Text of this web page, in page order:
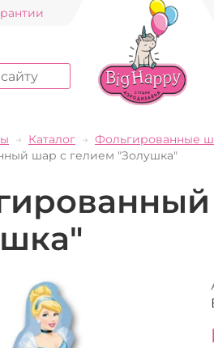
Каталог Фольгированные
шар с гелием "Золушка"